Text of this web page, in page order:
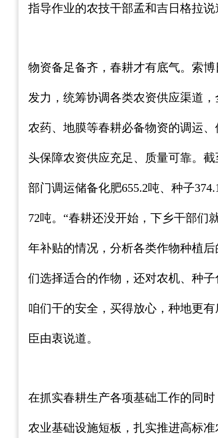
指导作业的农技干部孟和吉日格拉说
物资备足备齐，春耕才有底气。索
发力，统筹协调各类农资供应渠道
农药、地膜等春耕必备物资的调运
头保障农资供应充足、质量可靠。
部门调运储备化肥655.2吨、种子
72吨。“春耕还没开始，下乡干部们
年补贴的情况，分析各类作物种植
们选择适合的作物，还对农机、种
咱们干的安全，买得放心，种地更
臣由衷说道。
在抓实春耕生产各项基础工作的同
农业基础设施短板，扎实推进高标